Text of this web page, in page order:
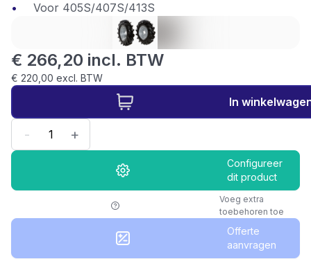
Voor 405S/407S/413S
€ 266,20 incl. BTW
€ 220,00 excl. BTW
In
- +
Configureer
dit product
Voeg extra
toebehoren toe
Offerte
aanvragen